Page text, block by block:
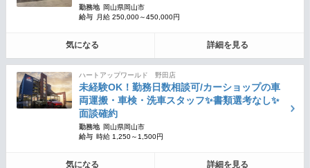
勤務地 岡山県岡山市
給与
月給 250,000～450,000円
気になる 詳細を見る
ハートアップワールド 野田店
未経験OK！勤務日数相談可/カーショップの車
両運搬・車検・洗車スタッフ✨書類選考なし✨
面談確約
勤務地 岡山県岡山市
給与 時給 1,250～1,500円
気になる 詳細を見る